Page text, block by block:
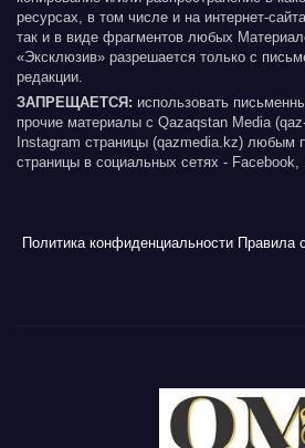
ресурсах, в том числе и на интернет-
так и в виде фрагментов любых
«Эксклюзив» разрешается только с
редакции.
ЗАПРЕЩАЕТСЯ: использовать
прочие материалы с Qazaqstan Media
Instagram страницы (qazmedia.kz) любым
страницы в социальных сетях - Facebook,
Политика конфиденциальности Правила